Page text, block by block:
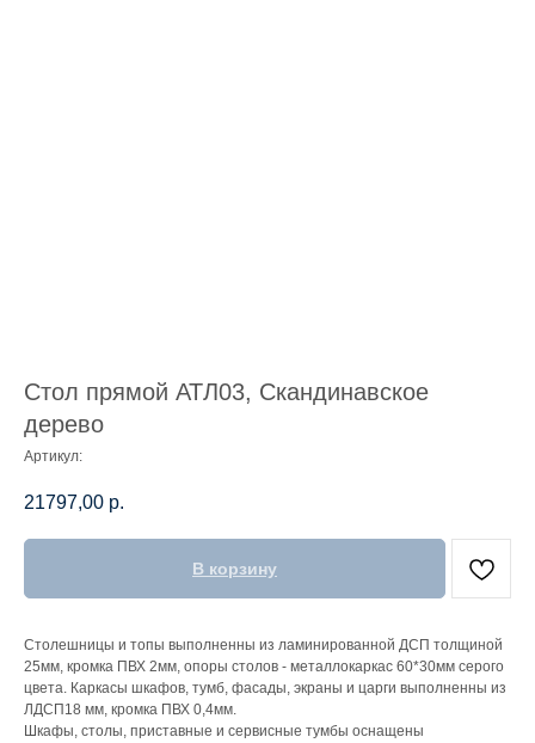
Стол прямой АТЛ03, Скандинавское
дерево
Артикул:
21797,00 р.
В корзину
Столешницы и топы выполненны из ламинированной ДСП толщиной
25мм, кромка ПВХ 2мм, опоры столов - металлокаркас 60*30мм серого
цвета. Каркасы шкафов, тумб, фасады, экраны и царги выполненны из
ЛДСП18 мм, кромка ПВХ 0,4мм.
Шкафы, столы, приставные и сервисные тумбы оснащены